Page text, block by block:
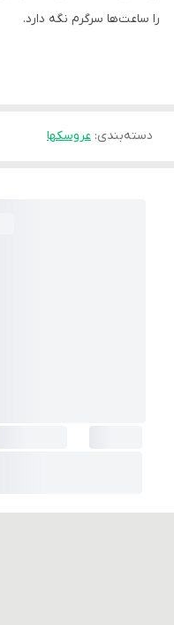
را ساعت‌ها سرگرم نگه دارد.
دسته‌بندی: عروسکها